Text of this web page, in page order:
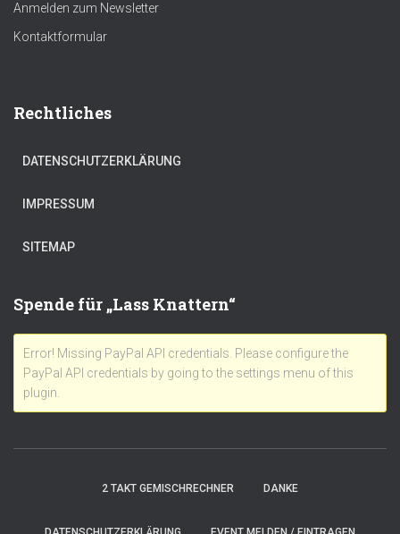
Anmelden zum Newsletter
Kontaktformular
Rechtliches
DATENSCHUTZERKLÄRUNG
IMPRESSUM
SITEMAP
Spende für „Lass Knattern“
Error! Missing PayPal API credentials. Please configure the
PayPal API credentials by going to the settings menu of this
plugin.
2 TAKT GEMISCHRECHNER DANKE